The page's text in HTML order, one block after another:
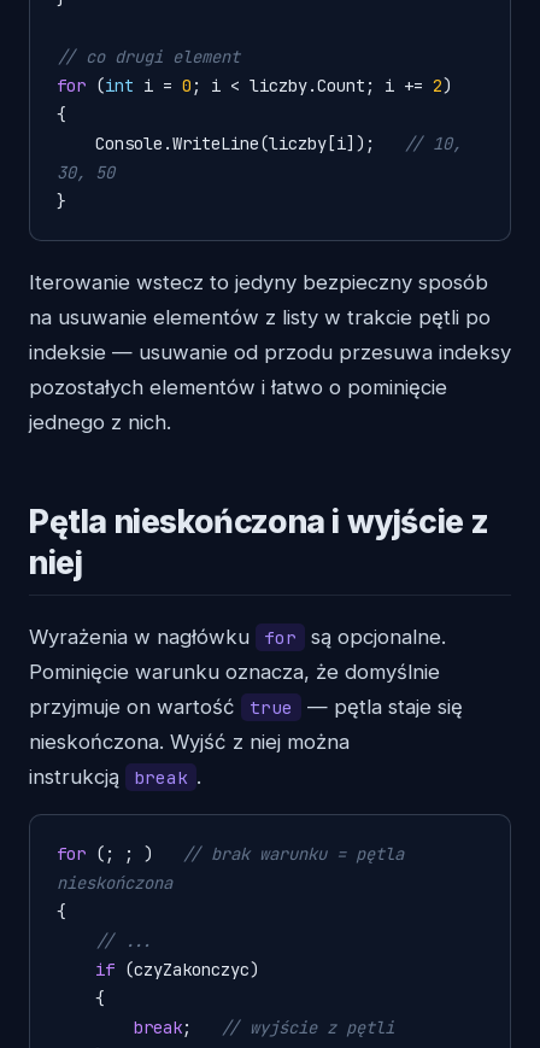
// co drugi element
for (int i = 0 ; i < liczby.Count; i += 2)
{
    Console.WriteLine(liczby[i]);
// 10,
30, 50
}
Iterowanie wstecz to jedyny bezpieczny sposób
na usuwanie elementów z listy w trakcie pętli po
indeksie — usuwanie od przodu przesuwa indeksy
pozostałych elementów i łatwo o pominięcie
jednego z nich.
Pętla nieskończona i wyjście z
niej
Wyrażenia w nagłówku for
są opcjonalne.
Pominięcie warunku oznacza, że domyślnie
przyjmuje on wartość
true
— pętla staje się
nieskończona. Wyjść z niej można
instrukcją
break .
for (; ; )
// brak warunku = pętla
nieskończona
{
// ...
if (czyZakonczyc)
break;
// wyjście z pętli